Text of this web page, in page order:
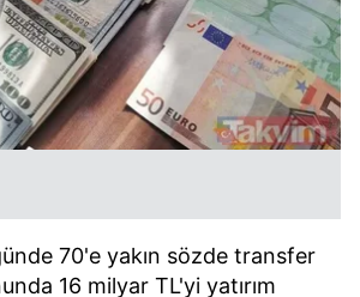
70'e yakın sözde transfer
16 milyar TL'yi yatırım